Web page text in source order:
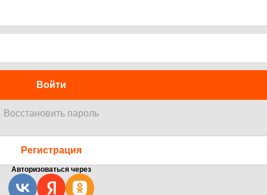
Войти
Восстановить пароль
Регистрация
Авторизоваться через